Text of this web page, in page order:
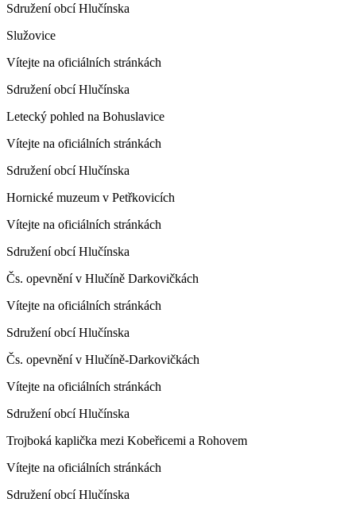
Sdružení obcí Hlučínska
Služovice
Vítejte na oficiálních stránkách
Sdružení obcí Hlučínska
Letecký pohled na Bohuslavice
Vítejte na oficiálních stránkách
Sdružení obcí Hlučínska
Hornické muzeum v Petřkovicích
Vítejte na oficiálních stránkách
Sdružení obcí Hlučínska
Čs. opevnění v Hlučíně Darkovičkách
Vítejte na oficiálních stránkách
Sdružení obcí Hlučínska
Čs. opevnění v Hlučíně-Darkovičkách
Vítejte na oficiálních stránkách
Sdružení obcí Hlučínska
Trojboká kaplička mezi Kobeřicemi a Rohovem
Vítejte na oficiálních stránkách
Sdružení obcí Hlučínska